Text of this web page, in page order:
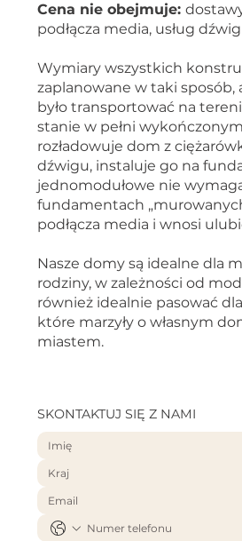
Cena nie obejmuje:
podłącza media, usług
Wymiary wszystkich
zaplanowane w taki sposób,
było transportować na
stanie w pełni
rozładowuje dom z
dźwigu, instaluje go na
jednomodułowe nie
fundamentach
podłącza media i wnosi
Nasze domy są idealne dla
rodziny, w zależności od
również idealnie pasować
które marzyły o własnym
miastem.
SKONTAKTUJ SIĘ Z NAMI